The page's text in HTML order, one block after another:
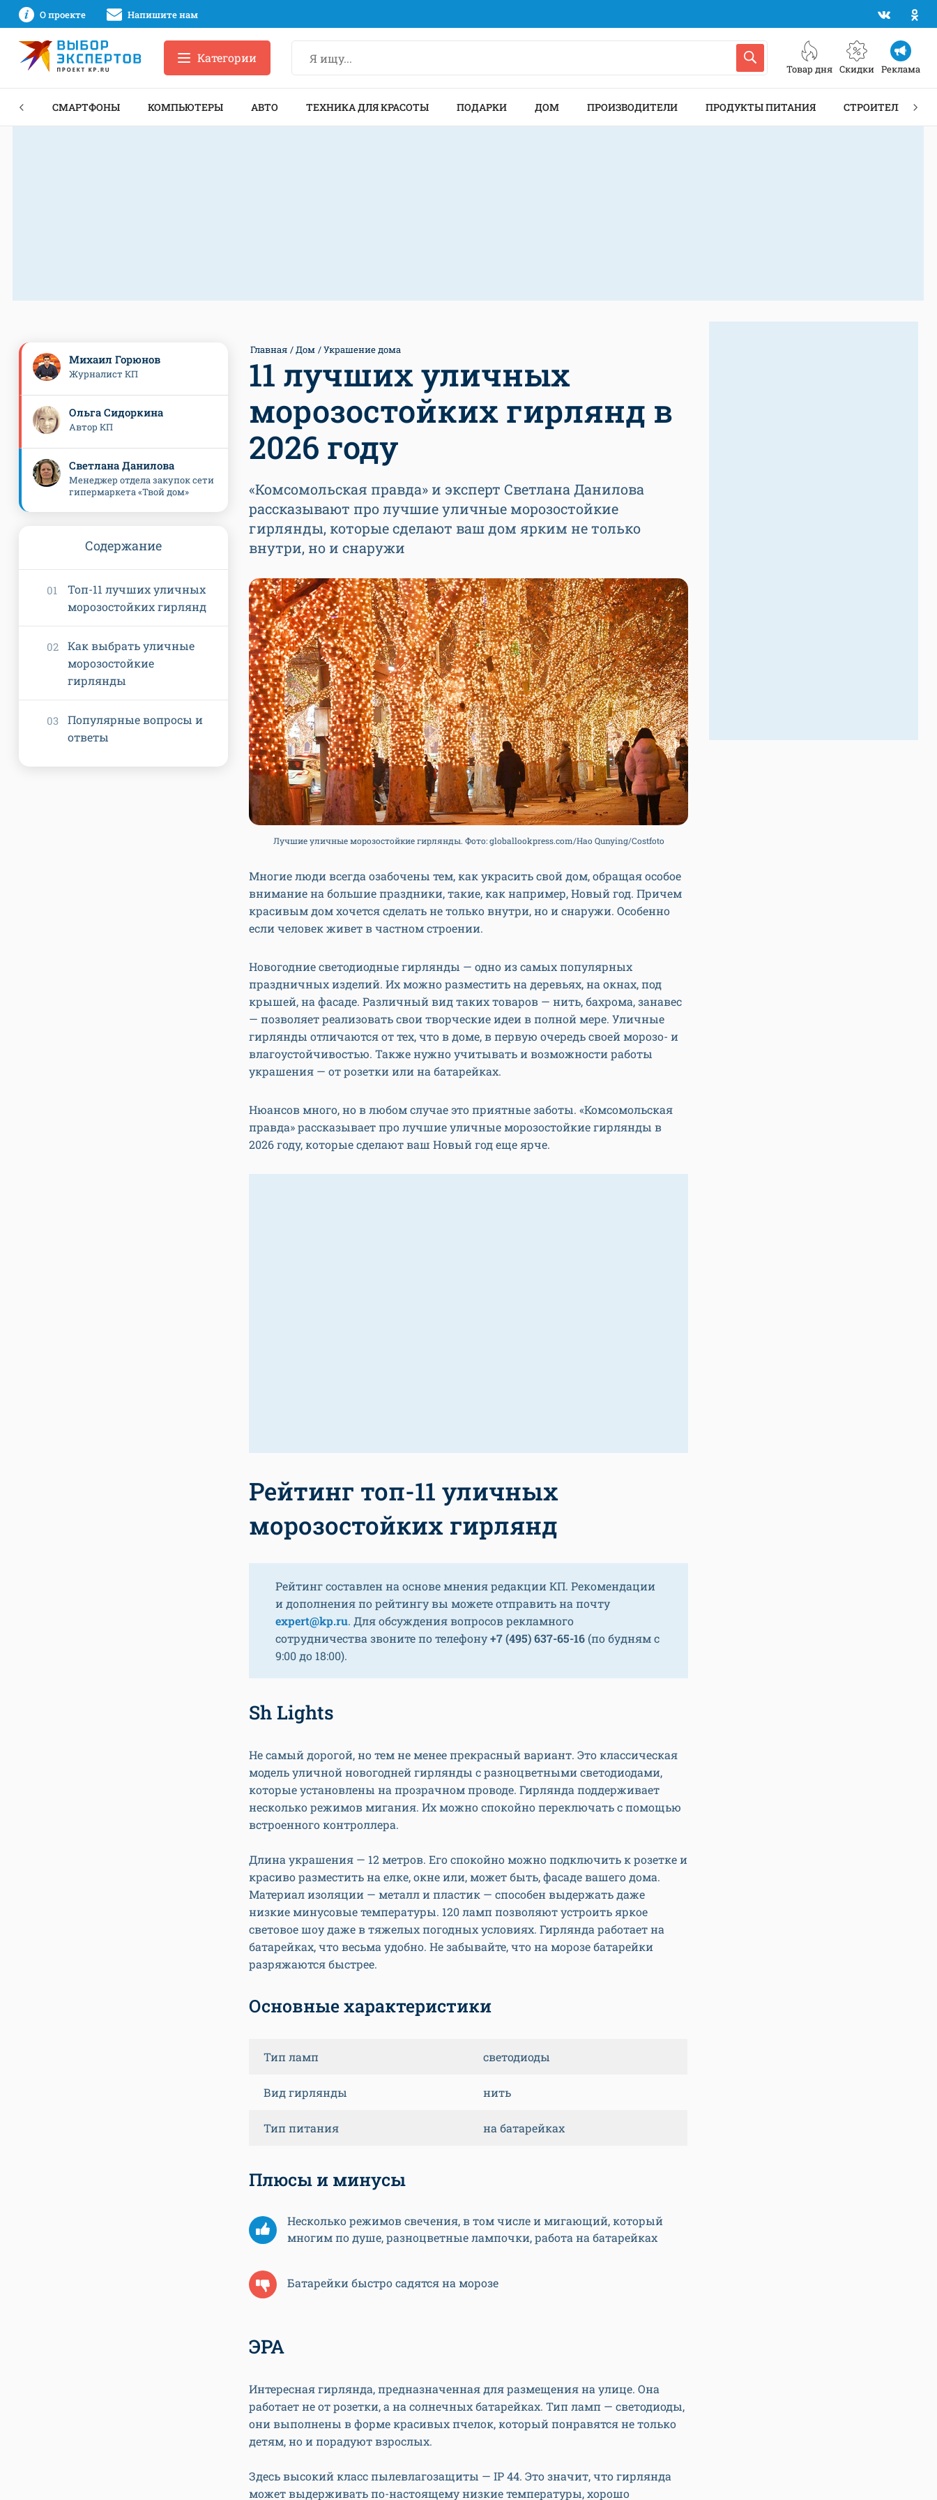
О проекте Напишите нам
Товар дня Скидки Реклама
Категории
СМАРТФОНЫ КОМПЬЮТЕРЫ АВТО ТЕХНИКА ДЛЯ КРАСОТЫ ПОДАРКИ ДОМ ПРОИЗВОДИТЕЛИ ПРОДУКТЫ ПИТАНИЯ СТРОИТЕЛЬСТВО
Главная Дом Украшение дома
11 лучших уличных
морозостойких гирлянд в
2026 году
«Комсомольская правда» и эксперт Светлана Данилова
рассказывают про лучшие уличные морозостойкие
гирлянды, которые сделают ваш дом ярким не только
внутри, но и снаружи
Лучшие уличные морозостойкие гирлянды. Фото: globallookpress.com/Hao Qunying/Costfoto
Многие люди всегда озабочены тем, как украсить свой дом, обращая особое
внимание на большие праздники, такие, как например, Новый год. Причем
красивым дом хочется сделать не только внутри, но и снаружи. Особенно
если человек живет в частном строении.
Новогодние светодиодные гирлянды — одно из самых популярных
праздничных изделий. Их можно разместить на деревьях, на окнах, под
крышей, на фасаде. Различный вид таких товаров — нить, бахрома, занавес
— позволяет реализовать свои творческие идеи в полной мере. Уличные
гирлянды отличаются от тех, что в доме, в первую очередь своей морозо- и
влагоустойчивостью. Также нужно учитывать и возможности работы
украшения — от розетки или на батарейках.
Нюансов много, но в любом случае это приятные заботы. «Комсомольская
правда» рассказывает про лучшие уличные морозостойкие гирлянды в
2026 году, которые сделают ваш Новый год еще ярче.
Рейтинг топ-11 уличных
морозостойких гирлянд
Рейтинг составлен на основе мнения редакции КП. Рекомендации
и дополнения по рейтингу вы можете отправить на почту
expert@kp.ru. Для обсуждения вопросов рекламного
сотрудничества звоните по телефону+7 (495) 637-65-16 (по будням с
9:00 до 18:00).
Sh Lights
Не самый дорогой, но тем не менее прекрасный вариант. Это классическая
модель уличной новогодней гирлянды с разноцветными светодиодами,
которые установлены на прозрачном проводе. Гирлянда поддерживает
несколько режимов мигания. Их можно спокойно переключать с помощью
встроенного контроллера.
Длина украшения — 12 метров. Его спокойно можно подключить к розетке и
красиво разместить на елке, окне или, может быть, фасаде вашего дома.
Материал изоляции — металл и пластик — способен выдержать даже
низкие минусовые температуры. 120 ламп позволяют устроить яркое
световое шоу даже в тяжелых погодных условиях. Гирлянда работает на
батарейках, что весьма удобно. Не забывайте, что на морозе батарейки
разряжаются быстрее.
Основные характеристики
Тип ламп светодиоды
Вид гирлянды нить
Тип питания на батарейках
Плюсы и минусы
Несколько режимов свечения, в том числе и мигающий, который
многим по душе, разноцветные лампочки, работа на батарейках
Батарейки быстро садятся на морозе
ЭРА
Интересная гирлянда, предназначенная для размещения на улице. Она
работает не от розетки, а на солнечных батарейках. Тип ламп — светодиоды,
они выполнены в форме красивых пчелок, который понравятся не только
детям, но и порадуют взрослых.
Здесь высокий класс пылевлагозащиты — IP 44. Это значит, что гирлянда
может выдерживать по-настоящему низкие температуры, хорошо
Михаил Горюнов
Журналист КП
Ольга Сидоркина
Автор КП
Светлана Данилова
Менеджер отдела закупок сети
гипермаркета «Твой дом»
Содержание
Топ-11 лучших уличных
морозостойких гирлянд
Как выбрать уличные
морозостойкие
гирлянды
Популярные вопросы и
ответы